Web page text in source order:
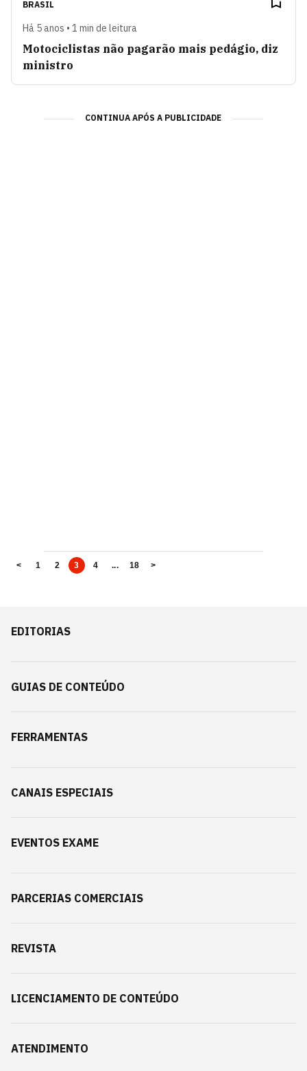
BRASIL
Há 5 anos • 1 min de leitura
Motociclistas não pagarão mais pedágio, diz
ministro
CONTINUA APÓS A PUBLICIDADE
< 1 2 3 4 ... 18 >
EDITORIAS
GUIAS DE CONTEÚDO
FERRAMENTAS
CANAIS ESPECIAIS
EVENTOS EXAME
PARCERIAS COMERCIAIS
REVISTA
LICENCIAMENTO DE CONTEÚDO
ATENDIMENTO